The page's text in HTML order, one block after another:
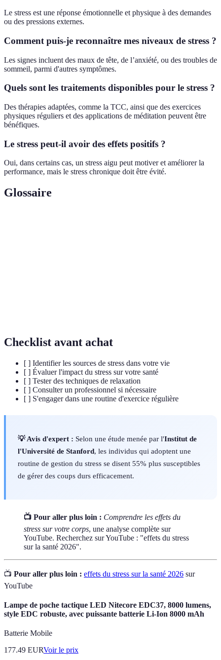
Le stress est une réponse émotionnelle et physique à des demandes
ou des pressions externes.
Comment puis-je reconnaître mes niveaux de stress ?
Les signes incluent des maux de tête, de l’anxiété, ou des troubles de
sommeil, parmi d'autres symptômes.
Quels sont les traitements disponibles pour le stress ?
Des thérapies adaptées, comme la TCC, ainsi que des exercices
physiques réguliers et des applications de méditation peuvent être
bénéfiques.
Le stress peut-il avoir des effets positifs ?
Oui, dans certains cas, un stress aigu peut motiver et améliorer la
performance, mais le stress chronique doit être évité.
Glossaire
Checklist avant achat
[ ] Identifier les sources de stress dans votre vie
[ ] Évaluer l'impact du stress sur votre santé
[ ] Tester des techniques de relaxation
[ ] Consulter un professionnel si nécessaire
[ ] S'engager dans une routine d'exercice régulière
💡 Avis d'expert : Selon une étude menée par l'Institut de
l'Université de Stanford, les individus qui adoptent une
routine de gestion du stress se disent 55% plus susceptibles
de gérer des coups durs efficacement.
📺 Pour aller plus loin : Comprendre les effets du
stress sur votre corps, une analyse complète sur
YouTube. Recherchez sur YouTube : "effets du stress
sur la santé 2026".
📺 Pour aller plus loin : effets du stress sur la santé 2026 sur
YouTube
Lampe de poche tactique LED Nitecore EDC37, 8000 lumens,
style EDC robuste, avec puissante batterie Li-Ion 8000 mAh
Batterie Mobile
177.49 EURVoir le prix